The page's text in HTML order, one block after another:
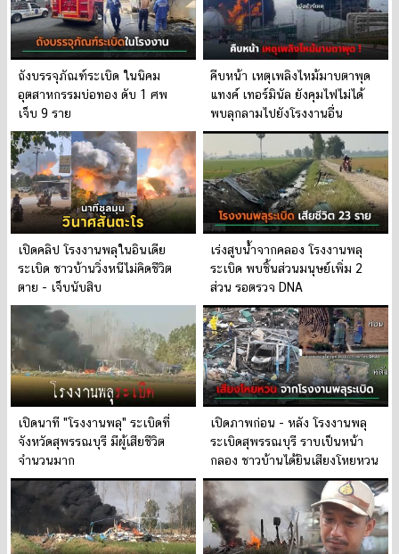
ถังบรรจุภัณฑ์ระเบิด ในนิคม
อุตสาหกรรมบ่อทอง ดับ 1 ศพ
เจ็บ 9 ราย
คืบหน้า เหตุเพลิงไหม้มาบตาพุด
แทงค์ เทอร์มินัล ยังคุมไฟไม่ได้
พบลุกลามไปยังโรงงานอื่น
เปิดคลิป โรงงานพลุในอินเดีย
ระเบิด ชาวบ้านวิ่งหนีไม่คิดชีวิต
ตาย - เจ็บนับสิบ
เร่งสูบน้ำจากคลอง โรงงานพลุ
ระเบิด พบชิ้นส่วนมนุษย์เพิ่ม 2
ส่วน รอตรวจ DNA
เปิดนาที "โรงงานพลุ" ระเบิดที่
จังหวัดสุพรรณบุรี มีผู้เสียชีวิต
จำนวนมาก
เปิดภาพก่อน - หลัง โรงงานพลุ
ระเบิดสุพรรณบุรี ราบเป็นหน้า
กลอง ชาวบ้านได้ยินเสียงโหยหวน